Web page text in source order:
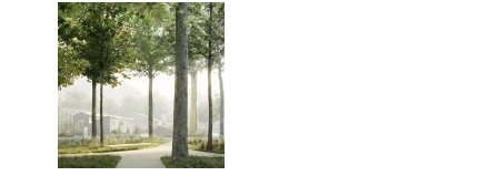
transformarea Grădinii Casei
Universitarilor